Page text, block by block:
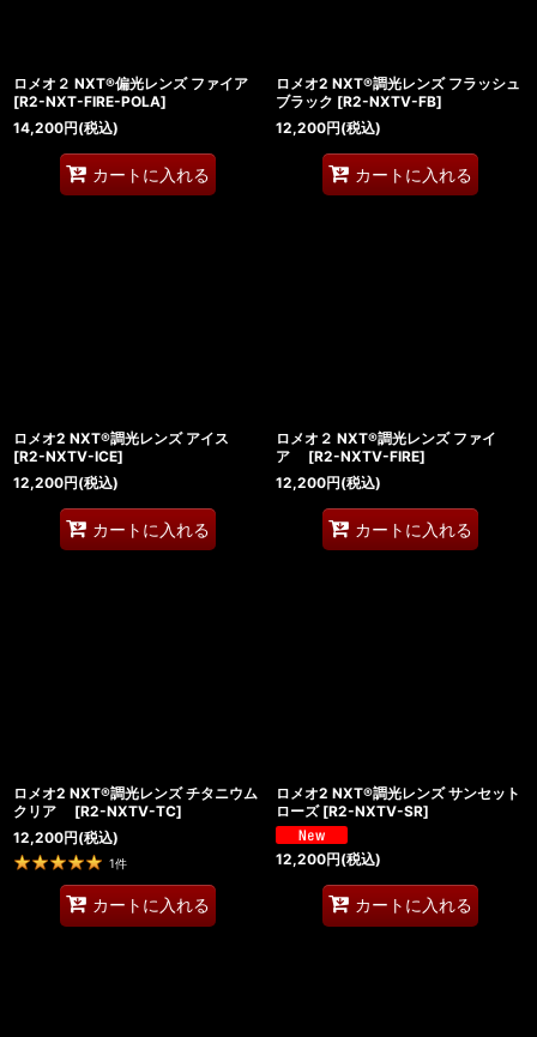
ロメオ２ NXT®偏光レンズ ファイア
[R2-NXT-FIRE-POLA]
14,200円(税込)
カートに入れる
ロメオ2 NXT®調光レンズ フラッシュ
ブラック [R2-NXTV-FB]
12,200円(税込)
カートに入れる
ロメオ2 NXT®調光レンズ アイス
[R2-NXTV-ICE]
12,200円(税込)
カートに入れる
ロメオ２ NXT®調光レンズ ファイ
ア
[R2-NXTV-FIRE]
12,200円(税込)
カートに入れる
ロメオ2 NXT®調光レンズ チタニウム
クリア
[R2-NXTV-TC]
12,200円(税込)
1件
カートに入れる
ロメオ2 NXT®調光レンズ サンセット
ローズ [R2-NXTV-SR]
12,200円(税込)
カートに入れる